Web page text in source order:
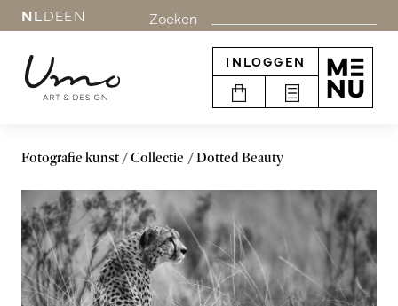
NLDEEN Zoeken
INLOGGEN
Fotografie kunst Collectie Dotted Beauty